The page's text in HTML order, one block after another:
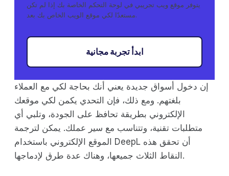
إن دخول أسواق جديدة يعني أنك بحاجة لكي مع العملاء
بلغتهم. ومع ذلك، فإن التحدي يكمن لكي موقعك
الإلكتروني بطريقة تحافظ على الجودة، وتلبي أي
متطلبات تقنية، وتتناسب مع سير عملك. يمكن لترجمة
الموقع الإلكتروني باستخدام DeepL أن تحقق هذه
النقاط الثلاث جميعها، وهناك عدة طرق لإدماجها.
يتوفر موقع ويب تجريبي في لوحة التحكم الخاصة بك إذا لم تكن
مستعدًا لكي موقع الويب الخاص بك بعد.
ابدأ تجربة مجانية